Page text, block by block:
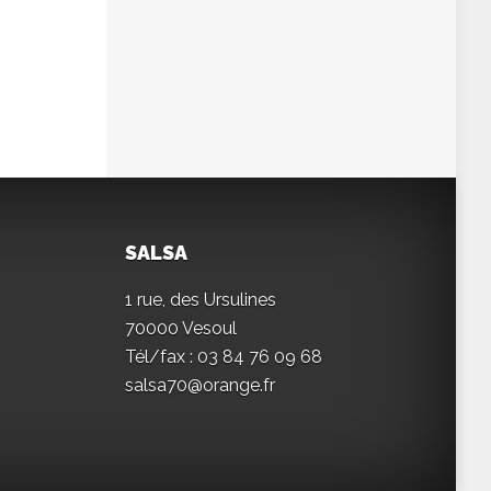
SALSA
1 rue, des Ursulines
70000 Vesoul
Tél/fax : 03 84 76 09 68
salsa70@orange.fr